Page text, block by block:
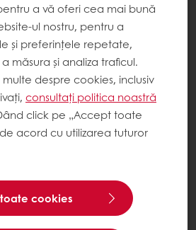
a vă oferi cea mai bună
ul nostru, pentru a
și preferințele repetate,
măsura și analiza traficul.
despre cookies, inclusiv
consultați politica noastră
click pe „Accept toate
acord cu utilizarea tuturor
cookies